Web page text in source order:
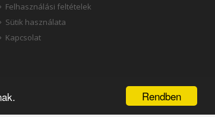
Rendben
Felhasználási feltételek
Sütik használata
Kapcsolat